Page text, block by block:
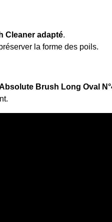
Cleaner adapté.
la forme des poils.
Brush Long Oval